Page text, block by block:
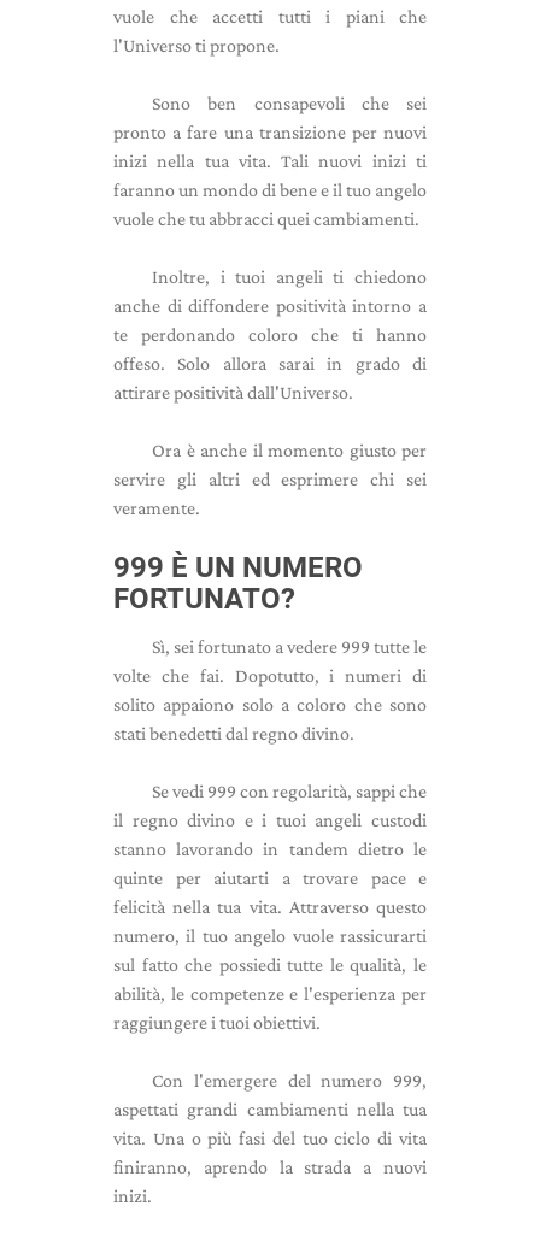
vuole che accetti tutti i piani che
l'Universo ti propone.
Sono ben consapevoli che sei
pronto a fare una transizione per nuovi
inizi nella tua vita. Tali nuovi inizi ti
faranno un mondo di bene e il tuo angelo
vuole che tu abbracci quei cambiamenti.
Inoltre, i tuoi angeli ti chiedono
anche di diffondere positività intorno a
te perdonando coloro che ti hanno
offeso. Solo allora sarai in grado di
attirare positività dall'Universo.
Ora è anche il momento giusto per
servire gli altri ed esprimere chi sei
veramente.
999 È UN NUMERO
FORTUNATO?
Sì, sei fortunato a vedere 999 tutte le
volte che fai. Dopotutto, i numeri di
solito appaiono solo a coloro che sono
stati benedetti dal regno divino.
Se vedi 999 con regolarità, sappi che
il regno divino e i tuoi angeli custodi
stanno lavorando in tandem dietro le
quinte per aiutarti a trovare pace e
felicità nella tua vita. Attraverso questo
numero, il tuo angelo vuole rassicurarti
sul fatto che possiedi tutte le qualità, le
abilità, le competenze e l'esperienza per
raggiungere i tuoi obiettivi.
Con l'emergere del numero 999,
aspettati grandi cambiamenti nella tua
vita. Una o più fasi del tuo ciclo di vita
finiranno, aprendo la strada a nuovi
inizi.